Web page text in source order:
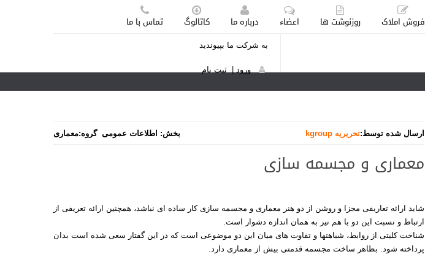
فروش املاک روزنوشت ها اعضاء درباره ما کاتالوگ تماس با ما
به شرکت ما بپیوندید
ورود |ثبت نام
ارسال شده توسط:تحریریه kgroup بخش: اطلاعات عمومی گروه:معماری
معماری و مجسمه سازی
شاید ارائه تعاریفی مجزا و روشن از دو هنر معماری و مجسمه سازی کار ساده ای نباشد، همچنین ارائه تعریفی از
ارتباط و نسبت این دو با هم نیز به همان اندازه دشوار است.
شناخت کلیتی از روابط، شباهتها و تفاوت های میان این دو موضوعی است که در این گفتار سعی شده است بدان
پرداخته شود. بظاهر ساخت مجسمه قدمتی بیش از معماری دارد.